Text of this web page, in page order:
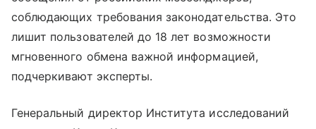
соблюдающих требования законодательства. Это
лишит пользователей до 18 лет возможности
мгновенного обмена важной информацией,
подчеркивают эксперты.
Генеральный директор Института исследований